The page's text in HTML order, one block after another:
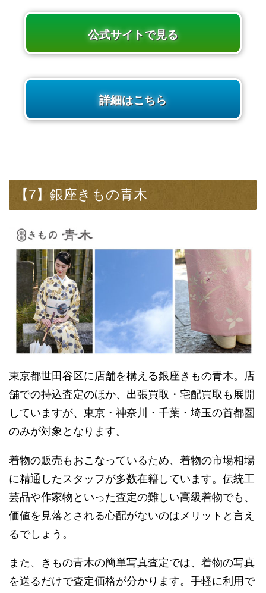
公式サイトで見る
詳細はこちら
【7】銀座きもの青木
東京都世田谷区に店舗を構える銀座きもの青木。店
舗での持込査定のほか、出張買取・宅配買取も展開
していますが、東京・神奈川・千葉・埼玉の首都圏
のみが対象となります。
着物の販売もおこなっているため、着物の市場相場
に精通したスタッフが多数在籍しています。伝統工
芸品や作家物といった査定の難しい高級着物でも、
価値を見落とされる心配がないのはメリットと言え
るでしょう。
また、きもの青木の簡単写真査定では、着物の写真
を送るだけで査定価格が分かります。手軽に利用で